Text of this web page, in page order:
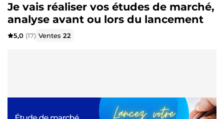
Je vais réaliser vos études de marché,
analyse avant ou lors du lancement
5,0 (17) Ventes22